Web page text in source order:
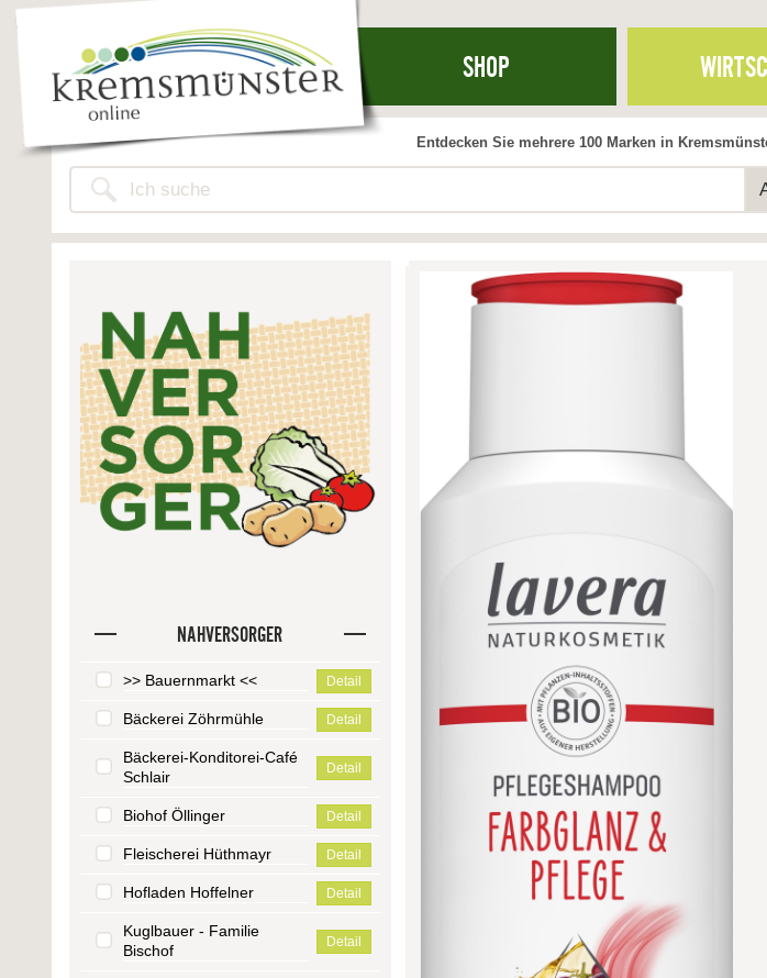
SHOP
Entdecken Sie mehrere 100 Marken in
NAHVERSORGER
>> Bauernmarkt << Detail
Bäckerei Zöhrmühle Detail
Bäckerei-Konditorei-Café
Schlair
Detail
Biohof Öllinger Detail
Fleischerei Hüthmayr Detail
Hofladen Hoffelner Detail
Kuglbauer - Familie
Bischof
Detail